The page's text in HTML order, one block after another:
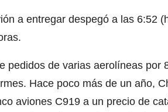
a entregar despegó a las 6:52
pedidos de varias aerolíneas por
Hace poco más de un año,
aviones C919 a un precio de